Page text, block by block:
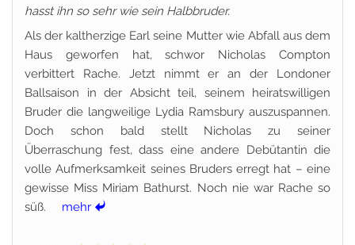
hasst ihn so sehr wie sein Halbbruder.
Als der kaltherzige Earl seine Mutter wie Abfall aus dem
Haus geworfen hat, schwor Nicholas Compton
verbittert Rache. Jetzt nimmt er an der Londoner
Ballsaison in der Absicht teil, seinem heiratswilligen
Bruder die langweilige Lydia Ramsbury auszuspannen.
Doch schon bald stellt Nicholas zu seiner
Überraschung fest, dass eine andere Debütantin die
volle Aufmerksamkeit seines Bruders erregt hat – eine
gewisse Miss Miriam Bathurst. Noch nie war Rache so
süß. mehr